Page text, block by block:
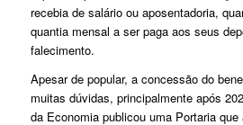
recebia de salário ou aposentadoria,
quantia mensal a ser paga aos seus
falecimento.
Apesar de popular, a concessão do
muitas dúvidas, principalmente após
da Economia publicou uma Portaria